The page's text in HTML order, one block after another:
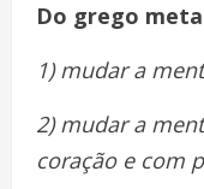
Do grego
1) mudar a
2) mudar a
coração e com